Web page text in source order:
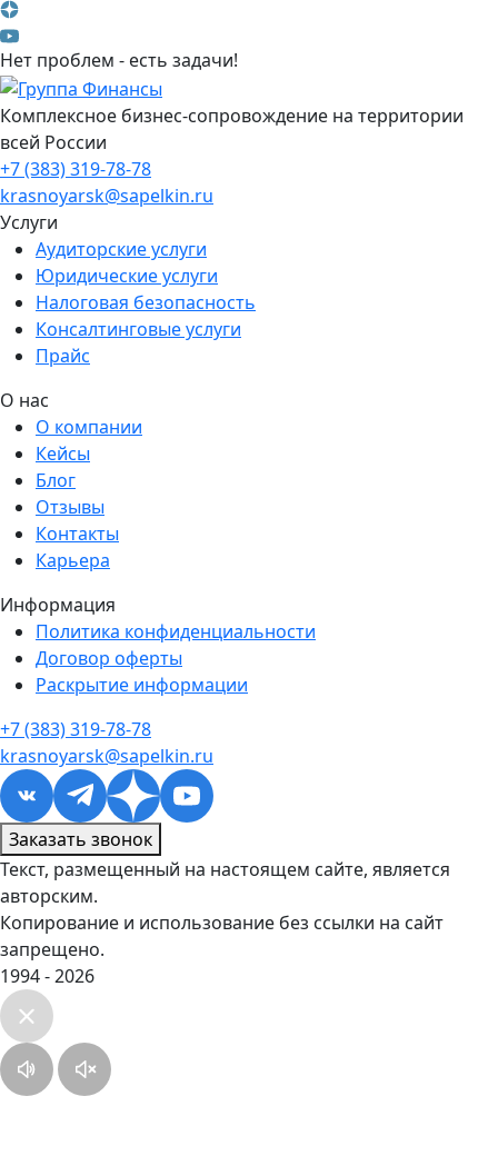
Нет проблем - есть задачи!
Комплексное бизнес-сопровождение на территории
всей России
+7 (383) 319-78-78
krasnoyarsk@sapelkin.ru
Услуги
Аудиторские услуги
Юридические услуги
Налоговая безопасность
Консалтинговые услуги
Прайс
О нас
О компании
Кейсы
Блог
Отзывы
Контакты
Карьера
Информация
Политика конфиденциальности
Договор оферты
Раскрытие информации
+7 (383) 319-78-78
krasnoyarsk@sapelkin.ru
Заказать звонок
Текст, размещенный на настоящем сайте, является
авторским.
Копирование и использование без ссылки на сайт
запрещено.
1994 - 2026